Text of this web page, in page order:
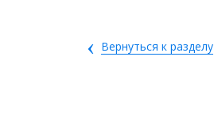
‹ Вернуться к разделу